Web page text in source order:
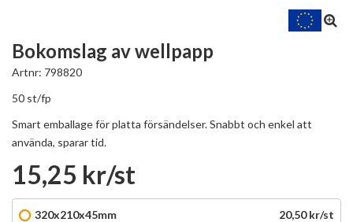
Bokomslag av wellpapp
Artnr: 798820
50 st/fp
Smart emballage för platta försändelser. Snabbt och enkel att
använda, sparar tid.
15,25 kr/st
320x210x45mm 20,50 kr/st